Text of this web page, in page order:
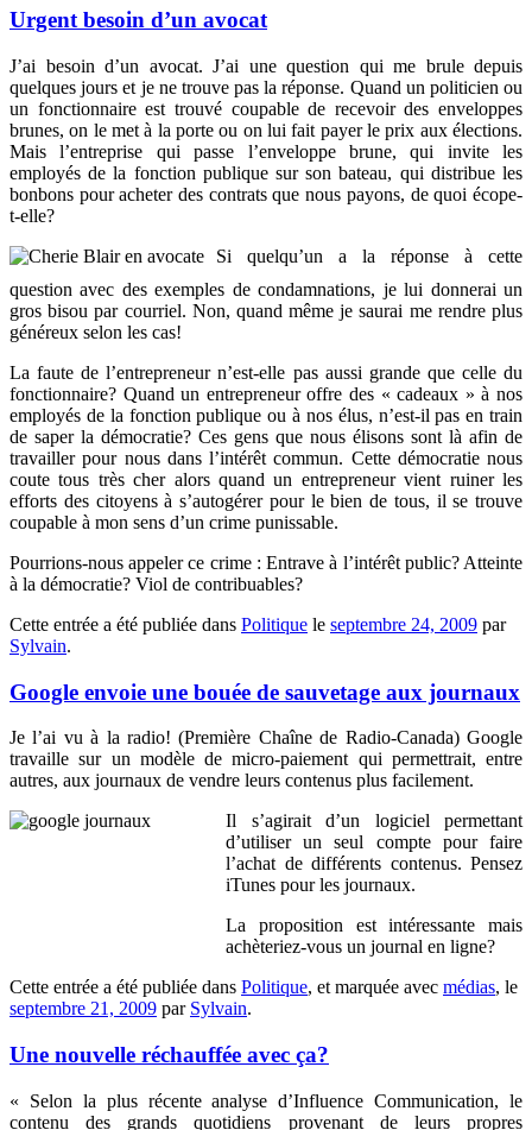
Urgent besoin d’un avocat
J’ai besoin d’un avocat. J’ai une question qui me brule depuis
quelques jours et je ne trouve pas la réponse. Quand un politicien ou
un fonctionnaire est trouvé coupable de recevoir des enveloppes
brunes, on le met à la porte ou on lui fait payer le prix aux élections.
Mais l’entreprise qui passe l’enveloppe brune, qui invite les
employés de la fonction publique sur son bateau, qui distribue les
bonbons pour acheter des contrats que nous payons, de quoi écope-
t-elle?
Si quelqu’un a la réponse à cette
question avec des exemples de condamnations, je lui donnerai un
gros bisou par courriel. Non, quand même je saurai me rendre plus
généreux selon les cas!
La faute de l’entrepreneur n’est-elle pas aussi grande que celle du
fonctionnaire? Quand un entrepreneur offre des « cadeaux » à nos
employés de la fonction publique ou à nos élus, n’est-il pas en train
de saper la démocratie? Ces gens que nous élisons sont là afin de
travailler pour nous dans l’intérêt commun. Cette démocratie nous
coute tous très cher alors quand un entrepreneur vient ruiner les
efforts des citoyens à s’autogérer pour le bien de tous, il se trouve
coupable à mon sens d’un crime punissable.
Pourrions-nous appeler ce crime : Entrave à l’intérêt public? Atteinte
à la démocratie? Viol de contribuables?
Cette entrée a été publiée dans Politique le septembre 24, 2009 par
Sylvain.
Google envoie une bouée de sauvetage aux journaux
Je l’ai vu à la radio! (Première Chaîne de Radio-Canada) Google
travaille sur un modèle de micro-paiement qui permettrait, entre
autres, aux journaux de vendre leurs contenus plus facilement.
Il s’agirait d’un logiciel permettant
d’utiliser un seul compte pour faire
l’achat de différents contenus. Pensez
iTunes pour les journaux.
La proposition est intéressante mais
achèteriez-vous un journal en ligne?
Cette entrée a été publiée dans Politique, et marquée avec médias, le
septembre 21, 2009 par Sylvain.
Une nouvelle réchauffée avec ça?
« Selon la plus récente analyse d’Influence Communication, le
contenu des grands quotidiens provenant de leurs propres